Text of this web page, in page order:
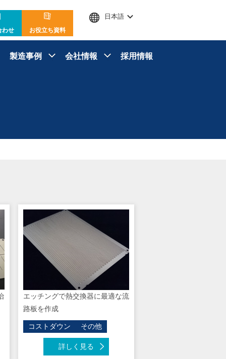
わせ お役立ち資料
日本語
製造事例 会社情報 採用情報
エッチングで熱交換器に最適な流
路板を作成
コストダウン その他
詳しく見る